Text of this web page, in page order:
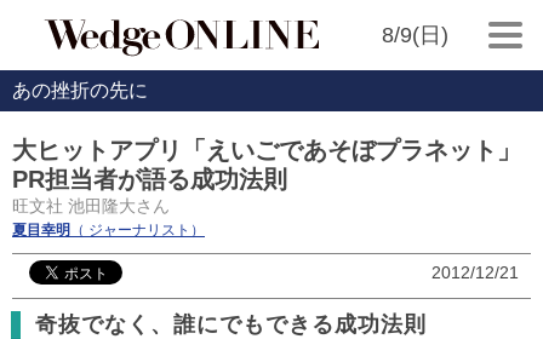
8/9(日)
あの挫折の先に
大ヒットアプリ「えいごであそぼプラネット」
PR担当者が語る成功法則
旺文社 池田隆大さん
夏目幸明 （ ジャーナリスト）
2012/12/21
奇抜でなく、誰にでもできる成功法則